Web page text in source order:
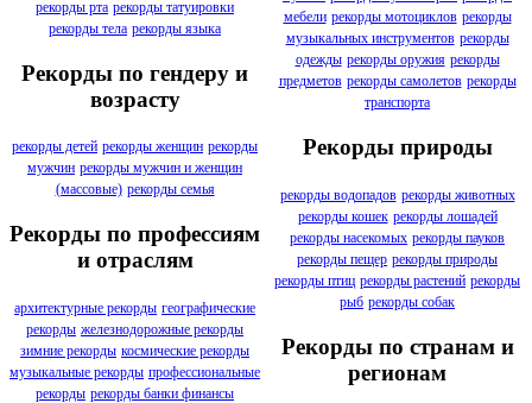
рекорды рта рекорды татуировки
рекорды тела рекорды языка
Рекорды по гендеру и
возрасту
рекорды детей рекорды женщин рекорды
мужчин рекорды мужчин и женщин
(массовые) рекорды семья
Рекорды по профессиям
и отраслям
архитектурные рекорды географические
рекорды железнодорожные рекорды
зимние рекорды космические рекорды
музыкальные рекорды профессиональные
рекорды рекорды банки финансы
мебели рекорды мотоциклов рекорды
музыкальных инструментов рекорды
одежды рекорды оружия рекорды
предметов рекорды самолетов рекорды
транспорта
Рекорды природы
рекорды водопадов рекорды животных
рекорды кошек рекорды лошадей
рекорды насекомых рекорды пауков
рекорды пещер рекорды природы
рекорды птиц рекорды растений рекорды
рыб рекорды собак
Рекорды по странам и
регионам